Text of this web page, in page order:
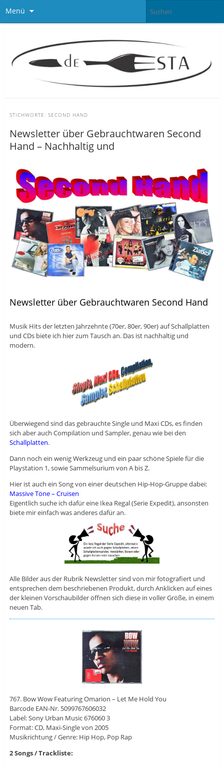
Menü
STICHWORTE: SECOND HAND
Newsletter über Gebrauchtwaren Second
Hand – Nachhaltig und
Newsletter über Gebrauchtwaren Second Hand
Musik Hits der letzten Jahrzehnte (70er, 80er, 90er) auf Schallplatten
und CDs biete ich hier zum Tausch an. Das ist nachhaltig und
modern.
Überwiegend sind das gebrauchte Single und Maxi CDs, es finden
sich aber auch Compilation und Sampler, genau wie bei den
Schallplatten.
Dann noch ein wenig Werkzeug und ein paar schöne Spiele für die
Playstation 1, sowie Sammelsurium von A bis Z.
Hier ist auch ein Song von einer deutschen Hip-Hop-Gruppe dabei:
Massive Töne – Cruisen
Eigentlich suche ich dafür eine Ikea Regal (Serie Expedit), ansonsten
biete mir einfach was anderes dafür an.
Alle Bilder aus der Rubrik Newsletter sind von mir fotografiert und
entsprechen dem beschriebenen Produkt, durch Anklicken auf eines
der kleinen Vorschaubilder öffnen sich diese in voller Größe, in einem
neuen Tab.
767. Bow Wow Featuring Omarion – Let Me Hold You
Barcode EAN-Nr. 5099767606032
Label: Sony Urban Music 676060 3
Format: CD, Maxi-Single von 2005
Musikrichtung / Genre: Hip Hop, Pop Rap
2 Songs / Trackliste: